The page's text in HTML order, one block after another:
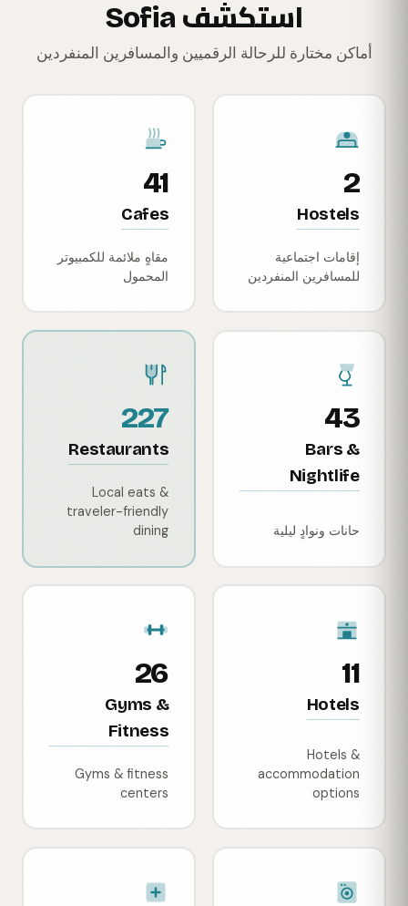
استكشف Sofia
أماكن مختارة للرحالة الرقميين والمسافرين المنفردين
2
Hostels
إقامات اجتماعية
للمسافرين المنفردين
41
Cafes
مقاهٍ ملائمة للكمبيوتر
المحمول
43
Bars &
Nightlife
حانات ونوادٍ ليلية
227
Restaurants
Local eats &
traveler-friendly
dining
11
Hotels
Hotels &
accommodation
options
26
Gyms &
Fitness
Gyms & fitness
centers